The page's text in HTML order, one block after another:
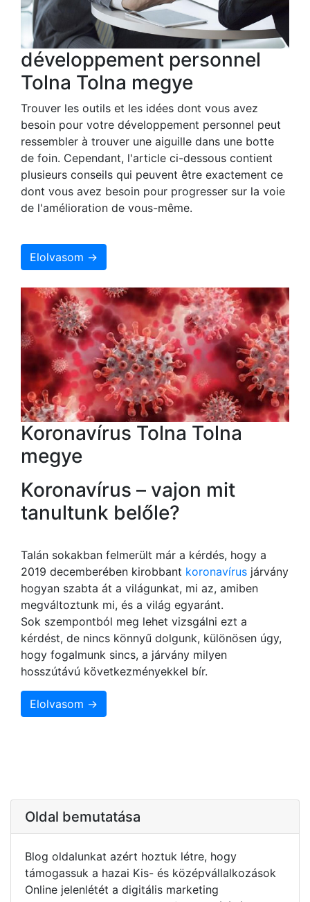
développement personnel
Tolna Tolna megye
Trouver les outils et les idées dont vous avez
besoin pour votre développement personnel peut
ressembler à trouver une aiguille dans une botte
de foin. Cependant, l'article ci-dessous contient
plusieurs conseils qui peuvent être exactement ce
dont vous avez besoin pour progresser sur la voie
de l'amélioration de vous-même.
Elolvasom →
Koronavírus Tolna Tolna
megye
Koronavírus – vajon mit
tanultunk belőle?
Talán sokakban felmerült már a kérdés, hogy a
2019 decemberében kirobbant koronavírus járvány
hogyan szabta át a világunkat, mi az, amiben
megváltoztunk mi, és a világ egyaránt.
Sok szempontból meg lehet vizsgálni ezt a
kérdést, de nincs könnyű dolgunk, különösen úgy,
hogy fogalmunk sincs, a járvány milyen
hosszútávú következményekkel bír.
Elolvasom →
Oldal bemutatása
Blog oldalunkat azért hoztuk létre, hogy
támogassuk a hazai Kis- és középvállalkozások
Online jelenlétét a digitális marketing